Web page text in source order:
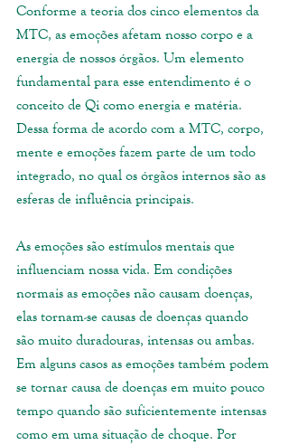
Conforme a teoria dos cinco elementos da
MTC, as emoções afetam nosso corpo e a
energia de nossos órgãos. Um elemento
fundamental para esse entendimento é o
conceito de Qi como energia e matéria.
Dessa forma de acordo com a MTC, corpo,
mente e emoções fazem parte de um todo
integrado, no qual os órgãos internos são as
esferas de influência principais.
As emoções são estímulos mentais que
influenciam nossa vida. Em condições
normais as emoções não causam doenças,
elas tornam-se causas de doenças quando
são muito duradouras, intensas ou ambas.
Em alguns casos as emoções também podem
se tornar causa de doenças em muito pouco
tempo quando são suficientemente intensas
como em uma situação de choque. Por